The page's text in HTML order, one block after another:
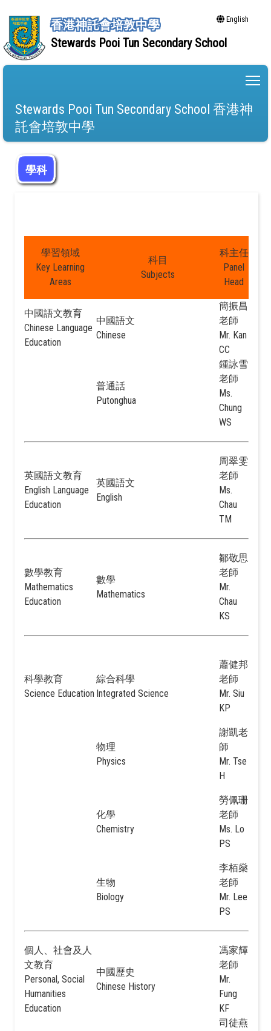
香港神託會培敦中學
Stewards Pooi Tun Secondary School
English
Stewards Pooi Tun Secondary School 香港神
託會培敦中學
學科
學習領域
Key Learning
Areas
科目
Subjects
科主任
Panel
Head
中國語文教育
Chinese Language
Education
中國語文
Chinese
簡振昌
老師
Mr. Kan
CC
普通話
Putonghua
鍾詠雪
老師
Ms.
Chung
WS
英國語文教育
English Language
Education
英國語文
English
周翠雯
老師
Ms.
Chau
TM
數學教育
Mathematics
Education
數學
Mathematics
鄒敬思
老師
Mr.
Chau
KS
科學教育
Science Education
綜合科學
Integrated Science
蕭健邦
老師
Mr. Siu
KP
物理
Physics
謝凱老
師
Mr. Tse
H
化學
Chemistry
勞佩珊
老師
Ms. Lo
PS
生物
Biology
李栢燊
老師
Mr. Lee
PS
個人、社會及人
文教育
Personal, Social
Humanities
Education
中國歷史
Chinese History
馮家輝
老師
Mr.
Fung
KF
司徒燕